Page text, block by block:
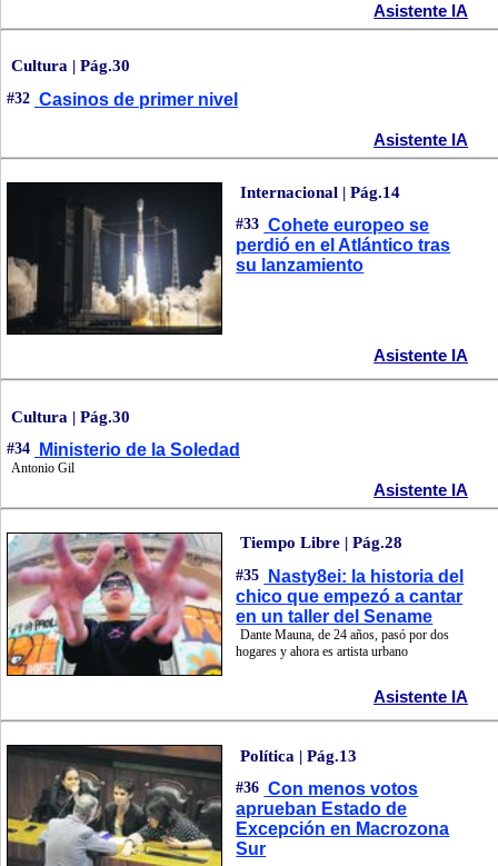
Asistente IA
Cultura | Pág.30
#32 Casinos de primer nivel
Asistente IA
Internacional | Pág.14
#33 Cohete europeo se
perdió en el Atlántico tras
su lanzamiento
Asistente IA
Cultura | Pág.30
#34 Ministerio de la Soledad
Antonio Gil
Asistente IA
Tiempo Libre | Pág.28
#35
Nasty8ei: la historia del
chico que empezó a cantar
en un taller del Sename
Dante Mauna, de 24 años, pasó por dos
hogares y ahora es artista urbano
Asistente IA
Política | Pág.13
#36 Con menos votos
aprueban Estado de
Excepción en Macrozona
Sur